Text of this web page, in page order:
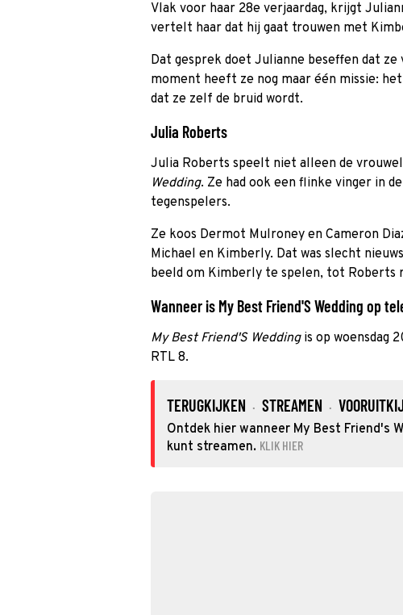
Vlak voor haar 28e verjaardag, krijgt
vertelt haar dat hij gaat trouwen met
Dat gesprek doet Julianne beseffen dat ze
moment heeft ze nog maar één missie:
dat ze zelf de bruid wordt.
Julia Roberts
Julia Roberts speelt niet alleen de
Wedding. Ze had ook een flinke vinger in
tegenspelers.
Ze koos Dermot Mulroney en Cameron
Michael en Kimberly. Dat was slecht
beeld om Kimberly te spelen, tot Roberts
Wanneer is My Best Friend'S Wedding op
My Best Friend'S Weddingis op woensdag
RTL 8.
TERUGKIJKEN · STREAMEN ·
Ontdek hier wanneer My Best Friend's
kunt streamen. KLIK HIER